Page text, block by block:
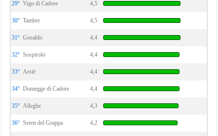
29° Vigo di Cadore 4,5
30° Tambre 4,5
31° Gosaldo 4,4
32° Sospirolo 4,4
33° Arsiè 4,4
34° Domegge di Cadore 4,4
35° Alleghe 4,3
36° Seren del Grappa 4,2